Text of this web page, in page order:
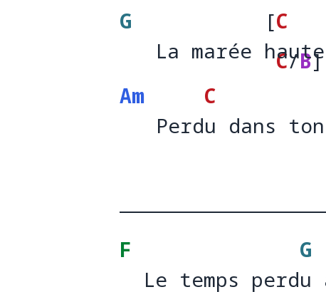
G
   La marée
[C
aute
C/B]
   La marée haute
Am
   Perd
C
u dans
Perdu dans
F
G
Le temps perdu